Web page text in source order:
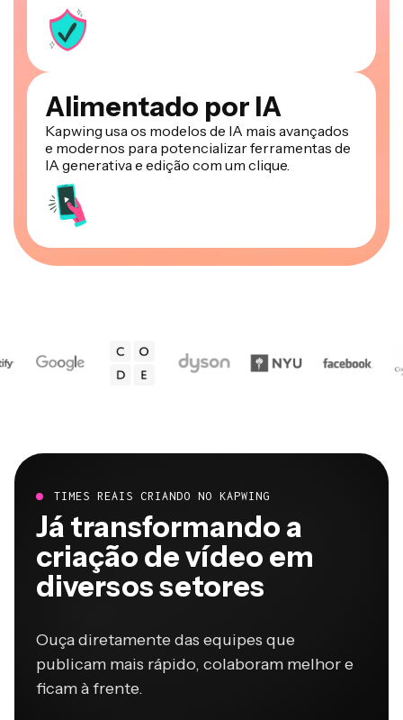
Alimentado por IA
Kapwing usa os modelos de IA mais avançados
e modernos para potencializar ferramentas de
IA generativa e edição com um clique.
TIMES REAIS CRIANDO NO KAPWING
Já transformando a
criação de vídeo em
diversos setores
Ouça diretamente das equipes que
publicam mais rápido, colaboram melhor e
ficam à frente.